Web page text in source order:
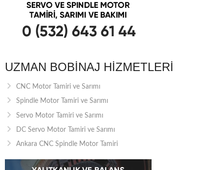
UZMAN BOBINAJ HIZMETLERI
CNC Motor Tamiri ve Sarımı
Spindle Motor Tamiri ve Sarımı
Servo Motor Tamiri ve Sarımı
DC Servo Motor Tamiri ve Sarımı
Ankara CNC Spindle Motor Tamiri